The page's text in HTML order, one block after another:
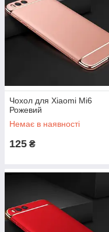
Чохол для Xiaomi Mi6
Рожевий
Немає в наявності
125 ₴